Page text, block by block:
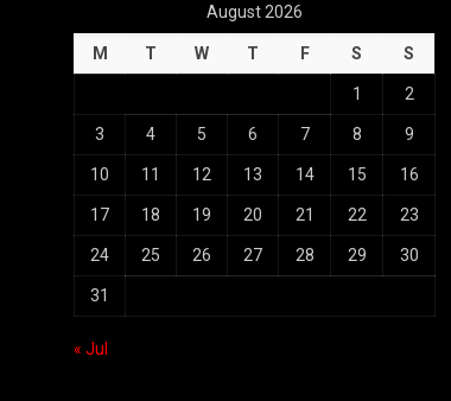
August 2026
M T W T F S S
1 2
3 4 5 6 7 8 9
10 11 12 13 14 15 16
17 18 19 20 21 22 23
24 25 26 27 28 29 30
31
« Jul